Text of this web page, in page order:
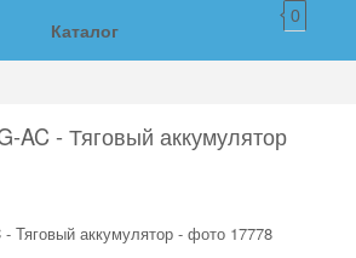
Каталог
0
AC - Тяговый аккумулятор